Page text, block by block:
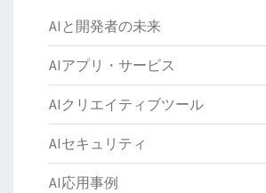
AIと開発者の未来
AIアプリ・サービス
AIクリエイティブツール
AIセキュリティ
AI応用事例